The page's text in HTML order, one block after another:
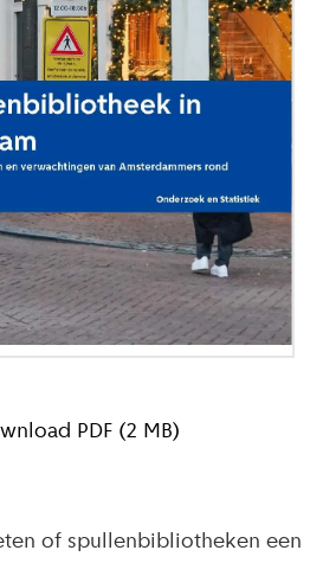
PDF (2 MB)
of spullenbibliotheken een